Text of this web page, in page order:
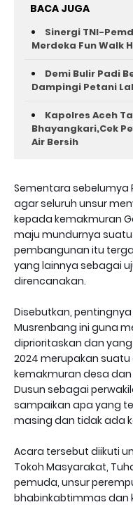
BACA JUGA
Sinergi TNI-
Merdeka Fun Walk
Demi Bulir Padi
Dampingi Petani
Kapolres Aceh
Bhayangkari,Cek
Air Bersih
Sementara sebelumya
agar seluruh unsur
kepada kemakmuran
maju mundurnya
pembangunan itu
yang lainnya sebagai
direncanakan.
Disebutkan,
Musrenbang ini guna
diprioritaskan dan
2024 merupakan
kemakmuran desa
Dusun sebagai
sampaikan apa yang
masing dan tidak ada
Acara tersebut diikuti
Tokoh Masyarakat,
pemuda, unsur
bhabinkabtimmas dan